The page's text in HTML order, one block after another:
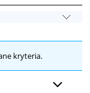
kryteria.